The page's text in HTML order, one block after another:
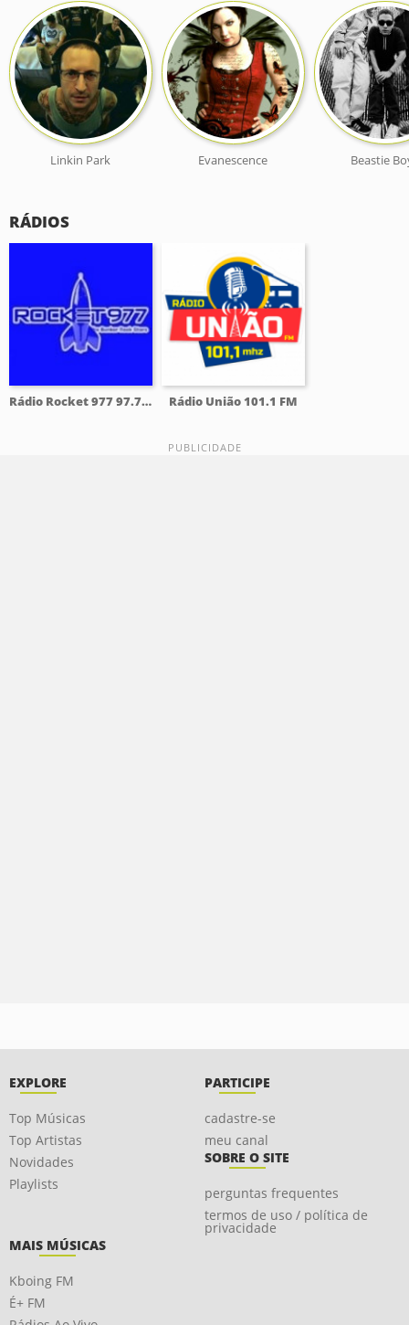
Linkin Park Evanescence Beastie
RÁDIOS
Rádio Rocket 977 97.7 FM Rádio União 101.1 FM
EXPLORE
Top Músicas
Top Artistas
Novidades
Playlists
PARTICIPE
cadastre-se
meu canal
SOBRE O SITE
perguntas frequentes
termos de uso / política de
privacidade
MAIS MÚSICAS
Kboing FM
É+ FM